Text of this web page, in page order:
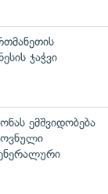
ჯაჭვი
ემშვიდობება